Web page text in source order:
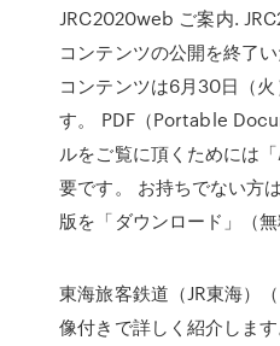
JRC2020web ご案内.
コンテンツの公開を終了
コンテンツは6月30日（
す。 PDF（Portable
ルをご覧に頂くためには
要です。 お持ちでない方
版を「ダウンロード」（無
東海旅客鉄道（JR東海）
像付きで詳しく紹介しま